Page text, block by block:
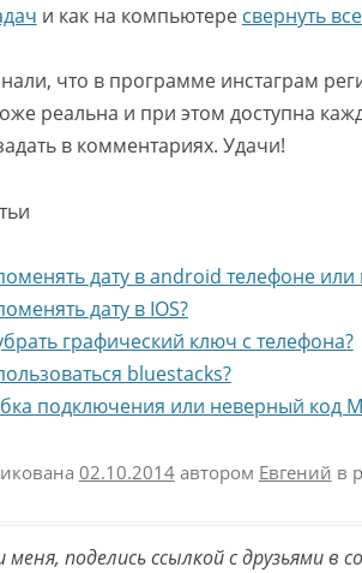
и как на компьютере свернуть
что в программе инстаграм
реальна и при этом доступна
в комментариях. Удачи!
дату в android телефоне или
дату в IOS?
графический ключ с телефона?
bluestacks?
подключения или неверный код
02.10.2014автором Евгений в
поделись ссылкой с друзьями в